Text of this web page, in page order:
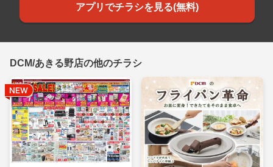
アプリでチラシを見る(無料)
DCM/あきる野店の他のチラシ